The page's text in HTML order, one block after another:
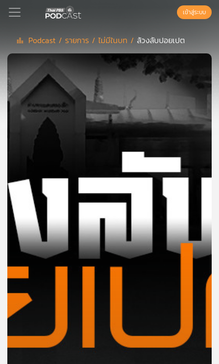
Podcast
เพล
ย์
ย์
ลิ
สต์
ของ
คุณ
บทความ
ข่าว
เข้าสู่ระบบ
Podcast / รายการ /ไม่มีในบท / ล้วงลับปอยเปต